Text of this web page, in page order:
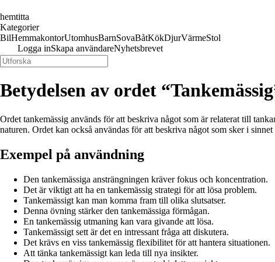
hemtitta
Kategorier
BilHemmakontorUtomhusBarnSovaBåtKökDjurVärmeStol
Logga inSkapa användareNyhetsbrevet
Betydelsen av ordet
Ordet tankemässig används för att beskriva något som är relaterat till
naturen. Ordet kan också användas för att beskriva något som sker i
Exempel på användning
Den tankemässiga ansträngningen kräver fokus och koncentration.
Det är viktigt att ha en tankemässig strategi för att lösa problem.
Tankemässigt kan man komma fram till olika slutsatser.
Denna övning stärker den tankemässiga förmågan.
En tankemässig utmaning kan vara givande att lösa.
Tankemässigt sett är det en intressant fråga att diskutera.
Det krävs en viss tankemässig flexibilitet för att hantera situationen.
Att tänka tankemässigt kan leda till nya insikter.